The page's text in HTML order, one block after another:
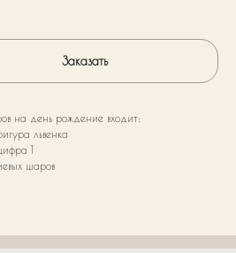
Заказать
на день рождение входит:
львенка
1
шаров